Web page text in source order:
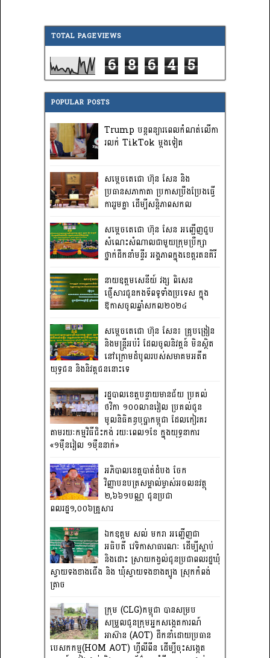
TOTAL PAGEVIEWS
6 8 6 4 5
POPULAR POSTS
Trump បន្តពន្យារពេលកំណត់លើកា
រលក់ TikTok ម្តងទៀត
សម្តេចតេជោ ហ៊ុន សែន និង
ប្រធានសភាកាតា ប្រកាសប្រឹងប្រែងធ្វើ
ការ​រួមគ្នា ដើម្បីសន្តិភាពសកល
សម្តេចតេជោ ហ៊ុន សែន អញ្ជើញជួប
សំណេះសំណាលជាមួយក្រុមប្រឹក្សា
ថ្នាក់ដឹកនាំមន្ទីរ អង្គភាពក្នុងខេត្តរតនគិរី
នាយឧត្តមសេនីយ៍ វង្ស ពិសេន
ផ្ញើសារជូនកងទ័ពទូទាំងប្រទេស ក្នុង
ឱកាសចូលឆ្នាំសកល២០២៤
សម្តេចតេជោ ហ៊ុន សែន៖ គ្រូបង្រៀន
និងមន្ត្រីអប់រំ ដែលចូលនិវត្តន៍ មិនស្ថិត
នៅក្រោមដំបូលរបស់សមាគមអតីត
យុទ្ធជន និងនិវត្តជននោះទេ
រដ្ឋបាលខេត្តបន្ទាយមានជ័យ ប្រគល់
ថវិកា ១០០លានរៀល ប្រគល់ជូន
មូលនិធិគន្ធបុប្ផាកម្ពុជា ដែលកៀរគរ
តាមរយៈកម្មវិធីជិះកង់ រយៈពេល១ខែ ក្នុងយុទ្ធនាការ
«១ម៉ឺនរៀល ១ម៉ឺននាក់»
អភិបាលខេត្តបាត់ដំបង ចែក
វិញ្ញាបនបត្រសម្គាល់ម្ចាស់អចលនវត្ថុ
២,៦៦១បណ្ណ ជូនប្រជា
ពលរដ្ឋ១,០០៦គ្រួសារ
ឯកឧត្តម សល់ មករា អញ្ជើញជា
អធិបតី វេទិកាសាធារណៈ ដើម្បីស្តាប់
និងដោះ ស្រាយកង្វល់ជូនប្រជាពលរដ្ឋឃុំ
ស្វាយទងខាងជើង និង ឃុំស្វាយទងខាងត្បូង ស្រុកកំពង់
ត្រាច
ក្រុម (CLG)កម្ពុជា បានសម្រប
សម្រួលជូនក្រុមអ្នកសង្កេតការណ៍
អាស៊ាន (AOT) ដឹកនាំដោយប្រធាន
បេសកកម្ម(HOM AOT) ហ្វីលីពីន ដើម្បីចុះសង្កេត